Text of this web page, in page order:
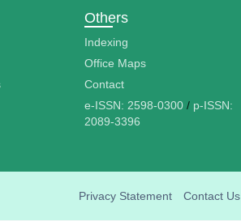
Others
Indexing
Office Maps
Contact
e-ISSN: 2598-0300 / p-ISSN:
2089-3396
Privacy Statement Contact Us